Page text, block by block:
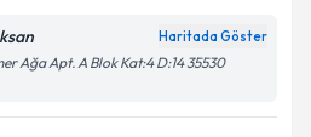
Haritada Göster
Ağa Apt. A Blok Kat:4 D:14 35530